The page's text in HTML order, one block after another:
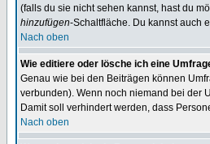
(falls du sie nicht sehen kannst, hast du
hinzufügen-Schaltfläche. Du kannst auch
Nach oben
Wie editiere oder lösche ich eine
Genau wie bei den Beiträgen können
verbunden). Wenn noch niemand bei der
Damit soll verhindert werden, dass
Nach oben